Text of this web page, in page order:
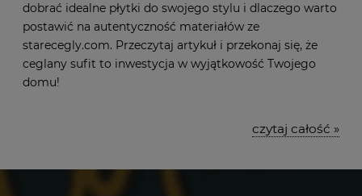
dobrać idealne płytki do swojego stylu i dlaczego warto
postawić na autentyczność materiałów ze
starecegly.com. Przeczytaj artykuł i przekonaj się, że
ceglany sufit to inwestycja w wyjątkowość Twojego
domu!
czytaj całość »